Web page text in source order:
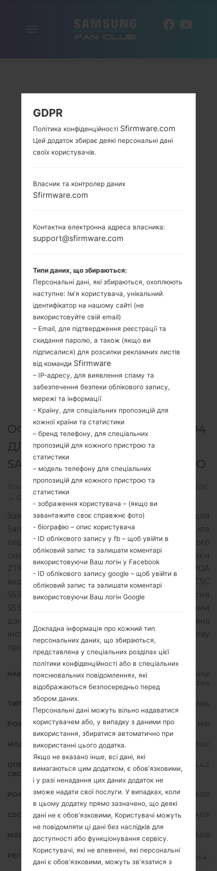
ОФІЦІЙНА ПРОШИВКА #92094
ДЛЯ GT-S5310C -
SAMSUNGGALAXY POCKET NEO
Головна Galaxy Pocket Neo
SamsungGT-S5310C
→ GT-S5310C_1_20151030085140_es5yi0p2ws.zip
Завантажте останнє оновлення прошивки для
Samsung Galaxy Pocket Neo, але не забудьте
перевірити, чи відповідає номер моделі вашого
смартфона вказаному GT-S5310C. Код прошивки
ZTM для BRAZIL. Продукт поставляється з PDA
версією S5310CVJU0AOJ1 версія CSC
S5310CZTM0AOJ1, MODEM версия
S5310CVJU0AOJ1. Версія операційної системи
даної прошивки Android KitKat 4.4.2. Повна
інструкція про те, як прошивати стокову
прошивку на пристроях Samsung
НАЗВА ФАЙЛУ
GT-S5310C_1_20151030085140_es5yi
0p2ws
ТИП ПРОШИВКИ 4 files
РОЗМІР ФАЙЛУ 598.58 MiB
МОДЕЛЬ Samsung GT-S5310C
ОПЕРАЦІЙНА
СИСТЕМА
Android KitKat 4.4.2
PDA/AP ВЕРСІЯ S5310CVJU0AOJ1
CSC ВЕРСІЯ S5310CZTM0AOJ1
MODEM/CP ВЕРСІЯ S5310CVJU0AOJ1
РЕГІОН ZTM
GDPR
Політика конфіденційності Sfirmware.com
Цей додаток збирає деякі персональні дані
своїх користувачів.
Власник та контролер даних
Sfirmware.com
Контактна електронна адреса власника:
support@sfirmware.com
Типи даних, що збираються:
Персональні дані, які збираються, охоплюють
наступне: Ім’я користувача, унікальний
ідентифікатор на нашому сайті (не
використовуйте свій email)
– Email, для підтвердження реєстрації та
скидання паролю, а також (якщо ви
підписалися) для розсилки рекламних листів
від команди Sfirmware
– IP-адресу, для виявлення спаму та
забезпечення безпеки облікового запису,
мережі та інформації
- Країну, для спеціальних пропозицій для
кожної країни та статистики
– бренд телефону, для спеціальних
пропозицій для кожного пристрою та
статистики
– модель телефону для спеціальних
пропозицій для кожного пристрою та
статистики
- зображення користувача – (якщо ви
завантажите своє справжнє фото)
- біографію – опис користувача
- ID облікового запису у fb – щоб увійти в
обліковий запис та залишати коментарі
використовуючи Ваш логін у Facebook
- ID облікового запису google – щоб увійти в
обліковий запис та залишати коментарі
використовуючи Ваш логін Google
Докладна інформація про кожний тип
персональних даних, що збираються,
представлена у спеціальних розділах цієї
політики конфіденційності або в спеціальних
пояснювальних повідомленнях, які
відображаються безпосередньо перед
збором даних.
Персональні дані можуть вільно надаватися
користувачем або, у випадку з даними про
використання, збиратися автоматично при
використанні цього додатка.
Якщо не вказано інше, всі дані, які
вимагаються цим додатком, є обов’язковими,
і у разі ненадання цих даних додаток не
зможе надати свої послуги. У випадках, коли
в цьому додатку прямо зазначено, що деякі
дані не є обов’язковими, Користувачі можуть
не повідомляти ці дані без наслідків для
доступності або функціонування сервісу.
Користувачі, які не впевнені, які персональні
дані є обов’язковими, можуть зв’язатися з